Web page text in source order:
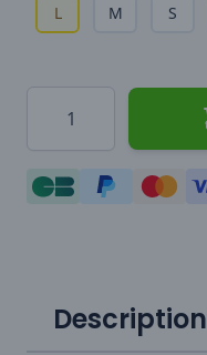
L M S
Description